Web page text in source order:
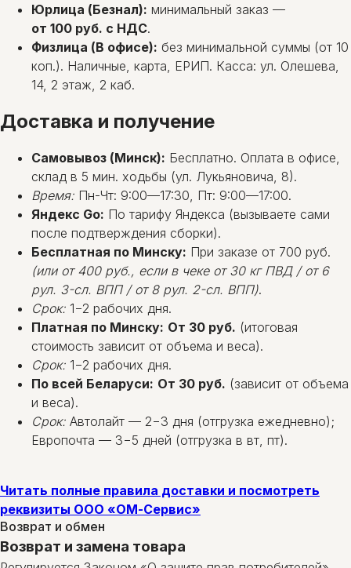
Юрлица (Безнал): минимальный заказ —
от 100 руб. с НДС.
Физлица (В офисе): без минимальной суммы (от 10
коп.). Наличные, карта, ЕРИП. Касса: ул. Олешева,
14, 2 этаж, 2 каб.
Доставка и получение
Самовывоз (Минск): Бесплатно. Оплата в офисе,
склад в 5 мин. ходьбы (ул. Лукьяновича, 8).
Время: Пн-Чт: 9:00—17:30, Пт: 9:00—17:00.
Яндекс Go: По тарифу Яндекса (вызываете сами
после подтверждения сборки).
Бесплатная по Минску: При заказе от 700 руб.
(или от 400 руб., если в чеке от 30 кг ПВД / от 6
рул. 3-сл. ВПП / от 8 рул. 2-сл. ВПП).
Срок: 1−2 рабочих дня.
Платная по Минску: От 30 руб. (итоговая
стоимость зависит от объема и веса).
Срок: 1−2 рабочих дня.
По всей Беларуси: От 30 руб. (зависит от объема
и веса).
Срок: Автолайт — 2−3 дня (отгрузка ежедневно);
Европочта — 3−5 дней (отгрузка в вт, пт).
Читать полные правила доставки и посмотреть
реквизиты ООО «ОМ-Сервис»
Возврат и обмен
Возврат и замена товара